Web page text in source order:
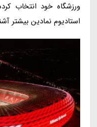
ورزشگاه خود انتخاب
استادیوم نمادین بیشتر